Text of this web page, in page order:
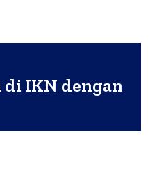
di IKN dengan